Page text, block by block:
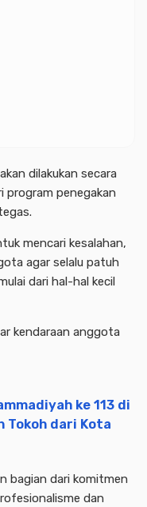
dilakukan secara
program penegakan
mencari kesalahan,
agar selalu patuh
dari hal-hal kecil
kendaraan anggota
ke 113 di
Tokoh dari Kota
bagian dari komitmen
dan